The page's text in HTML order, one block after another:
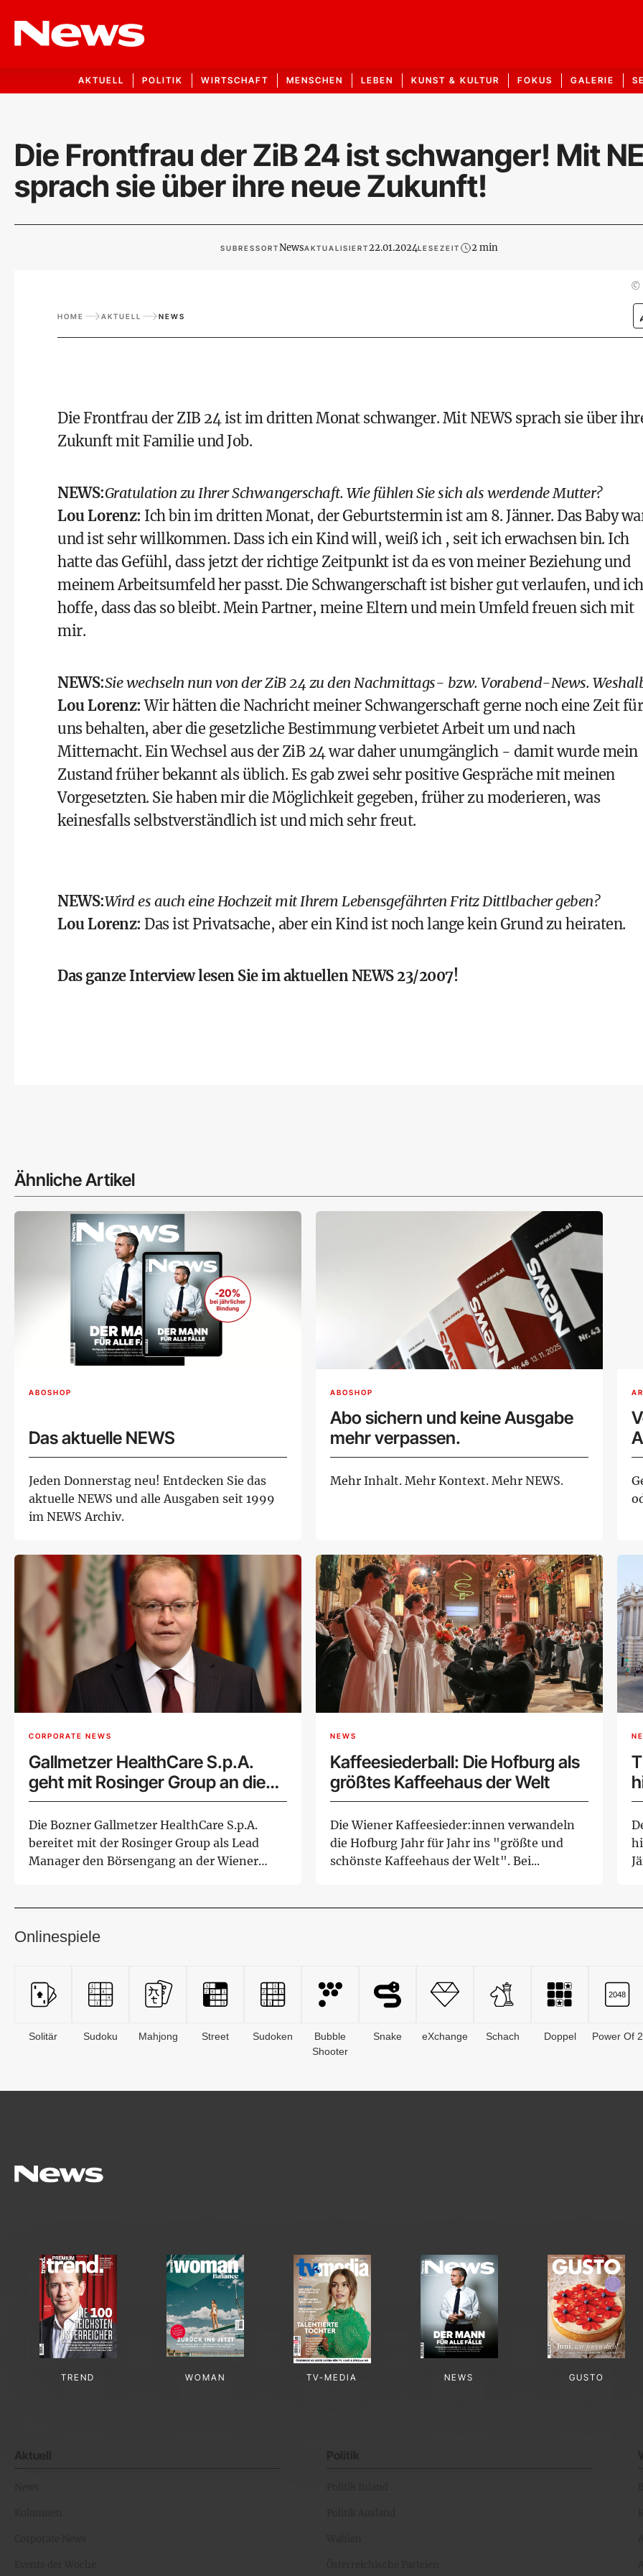
AKTUELL POLITIK WIRTSCHAFT MENSCHEN LEBEN KUNST & KULTUR FOKUS GALERIE
Die Frontfrau der ZiB 24 ist schwanger! Mit
sprach sie über ihre neue Zukunft!
SUBRESSORTNewsAKTUALISIERT22.01.2024LESEZEIT 2 min
©
HOME AKTUELL NEWS
Die Frontfrau der ZIB 24 ist im dritten Monat schwanger. Mit NEWS sprach sie über
Zukunft mit Familie und Job.
NEWS:Gratulation zu Ihrer Schwangerschaft. Wie fühlen Sie sich als werdende Mutter?
Lou Lorenz: Ich bin im dritten Monat, der Geburtstermin ist am 8. Jänner. Das Baby
und ist sehr willkommen. Dass ich ein Kind will, weiß ich , seit ich erwachsen bin. Ich
hatte das Gefühl, dass jetzt der richtige Zeitpunkt ist da es von meiner Beziehung und
meinem Arbeitsumfeld her passt. Die Schwangerschaft ist bisher gut verlaufen, und ich
hoffe, dass das so bleibt. Mein Partner, meine Eltern und mein Umfeld freuen sich mit
mir.
NEWS:Sie wechseln nun von der ZiB 24 zu den Nachmittags- bzw. Vorabend-News.
Lou Lorenz: Wir hätten die Nachricht meiner Schwangerschaft gerne noch eine Zeit für
uns behalten, aber die gesetzliche Bestimmung verbietet Arbeit um und nach
Mitternacht. Ein Wechsel aus der ZiB 24 war daher unumgänglich - damit wurde mein
Zustand früher bekannt als üblich. Es gab zwei sehr positive Gespräche mit meinen
Vorgesetzten. Sie haben mir die Möglichkeit gegeben, früher zu moderieren, was
keinesfalls selbstverständlich ist und mich sehr freut.
NEWS:Wird es auch eine Hochzeit mit Ihrem Lebensgefährten Fritz Dittlbacher geben?
Lou Lorenz: Das ist Privatsache, aber ein Kind ist noch lange kein Grund zu heiraten.
Das ganze Interview lesen Sie im aktuellen NEWS 23/2007!
Ähnliche Artikel
ABOSHOP
Das aktuelle NEWS
Jeden Donnerstag neu! Entdecken Sie das
aktuelle NEWS und alle Ausgaben seit 1999
im NEWS Archiv.
ABOSHOP
Abo sichern und keine Ausgabe
mehr verpassen.
Mehr Inhalt. Mehr Kontext. Mehr NEWS.
CORPORATE NEWS
Gallmetzer HealthCare S.p.A.
geht mit Rosinger Group an die
Wiener Börse
Die Bozner Gallmetzer HealthCare S.p.A.
bereitet mit der Rosinger Group als Lead
Manager den Börsengang an der Wiener
NEWS
Kaffeesiederball: Die Hofburg als
größtes Kaffeehaus der Welt
Die Wiener Kaffeesieder:innen verwandeln
die Hofburg Jahr für Jahr ins "größte und
schönste Kaffeehaus der Welt". Bei...
Onlinespiele
Solitär Sudoku Mahjong Street Sudoken
Bubble
Shooter
Snake eXchange Schach Doppel Power Of 2
TREND WOMAN TV-MEDIA NEWS GUSTO